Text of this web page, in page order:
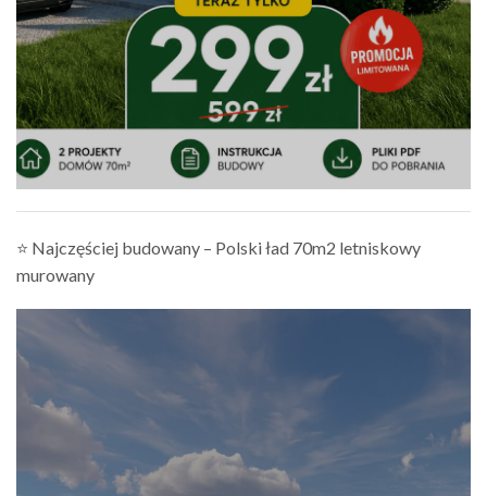
⭐ Najczęściej budowany – Polski ład 70m2 letniskowy
murowany